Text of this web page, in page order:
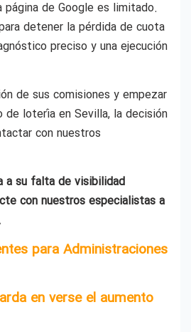
página de Google es limitado.
detener la pérdida de cuota
preciso y una ejecución
de sus comisiones y empezar
de lotería en Sevilla, la decisión
con nuestros
a su falta de visibilidad
con nuestros especialistas a
para Administraciones
en verse el aumento